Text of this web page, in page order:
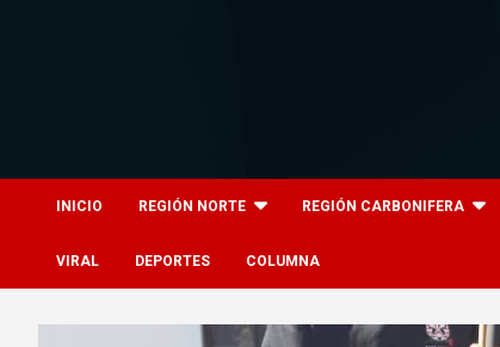
INICIO REGIÓN NORTE REGIÓN CARBONIFERA
VIRAL DEPORTES COLUMNA